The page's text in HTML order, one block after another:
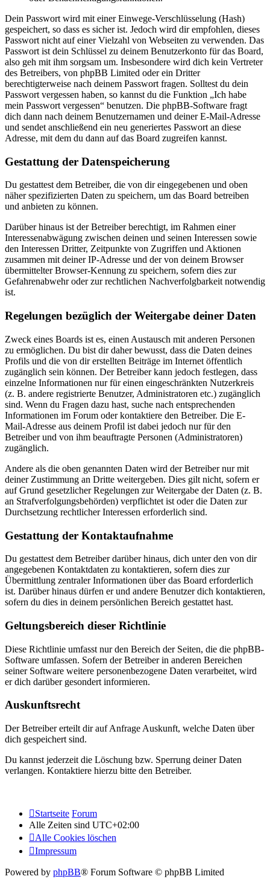
Dein Passwort wird mit einer Einwege-Verschlüsselung (Hash)
gespeichert, so dass es sicher ist. Jedoch wird dir empfohlen, dieses
Passwort nicht auf einer Vielzahl von Webseiten zu verwenden. Das
Passwort ist dein Schlüssel zu deinem Benutzerkonto für das Board,
also geh mit ihm sorgsam um. Insbesondere wird dich kein Vertreter
des Betreibers, von phpBB Limited oder ein Dritter
berechtigterweise nach deinem Passwort fragen. Solltest du dein
Passwort vergessen haben, so kannst du die Funktion „Ich habe
mein Passwort vergessen“ benutzen. Die phpBB-Software fragt
dich dann nach deinem Benutzernamen und deiner E-Mail-Adresse
und sendet anschließend ein neu generiertes Passwort an diese
Adresse, mit dem du dann auf das Board zugreifen kannst.
Gestattung der Datenspeicherung
Du gestattest dem Betreiber, die von dir eingegebenen und oben
näher spezifizierten Daten zu speichern, um das Board betreiben
und anbieten zu können.
Darüber hinaus ist der Betreiber berechtigt, im Rahmen einer
Interessenabwägung zwischen deinen und seinen Interessen sowie
den Interessen Dritter, Zeitpunkte von Zugriffen und Aktionen
zusammen mit deiner IP-Adresse und der von deinem Browser
übermittelter Browser-Kennung zu speichern, sofern dies zur
Gefahrenabwehr oder zur rechtlichen Nachverfolgbarkeit notwendig
ist.
Regelungen bezüglich der Weitergabe deiner Daten
Zweck eines Boards ist es, einen Austausch mit anderen Personen
zu ermöglichen. Du bist dir daher bewusst, dass die Daten deines
Profils und die von dir erstellten Beiträge im Internet öffentlich
zugänglich sein können. Der Betreiber kann jedoch festlegen, dass
einzelne Informationen nur für einen eingeschränkten Nutzerkreis
(z. B. andere registrierte Benutzer, Administratoren etc.) zugänglich
sind. Wenn du Fragen dazu hast, suche nach entsprechenden
Informationen im Forum oder kontaktiere den Betreiber. Die E-
Mail-Adresse aus deinem Profil ist dabei jedoch nur für den
Betreiber und von ihm beauftragte Personen (Administratoren)
zugänglich.
Andere als die oben genannten Daten wird der Betreiber nur mit
deiner Zustimmung an Dritte weitergeben. Dies gilt nicht, sofern er
auf Grund gesetzlicher Regelungen zur Weitergabe der Daten (z. B.
an Strafverfolgungsbehörden) verpflichtet ist oder die Daten zur
Durchsetzung rechtlicher Interessen erforderlich sind.
Gestattung der Kontaktaufnahme
Du gestattest dem Betreiber darüber hinaus, dich unter den von dir
angegebenen Kontaktdaten zu kontaktieren, sofern dies zur
Übermittlung zentraler Informationen über das Board erforderlich
ist. Darüber hinaus dürfen er und andere Benutzer dich kontaktieren,
sofern du dies in deinem persönlichen Bereich gestattet hast.
Geltungsbereich dieser Richtlinie
Diese Richtlinie umfasst nur den Bereich der Seiten, die die phpBB-
Software umfassen. Sofern der Betreiber in anderen Bereichen
seiner Software weitere personenbezogene Daten verarbeitet, wird
er dich darüber gesondert informieren.
Auskunftsrecht
Der Betreiber erteilt dir auf Anfrage Auskunft, welche Daten über
dich gespeichert sind.
Du kannst jederzeit die Löschung bzw. Sperrung deiner Daten
verlangen. Kontaktiere hierzu bitte den Betreiber.
Startseite Forum
Alle Zeiten sind UTC+02:00
Alle Cookies löschen
Impressum
Powered by phpBB® Forum Software © phpBB Limited